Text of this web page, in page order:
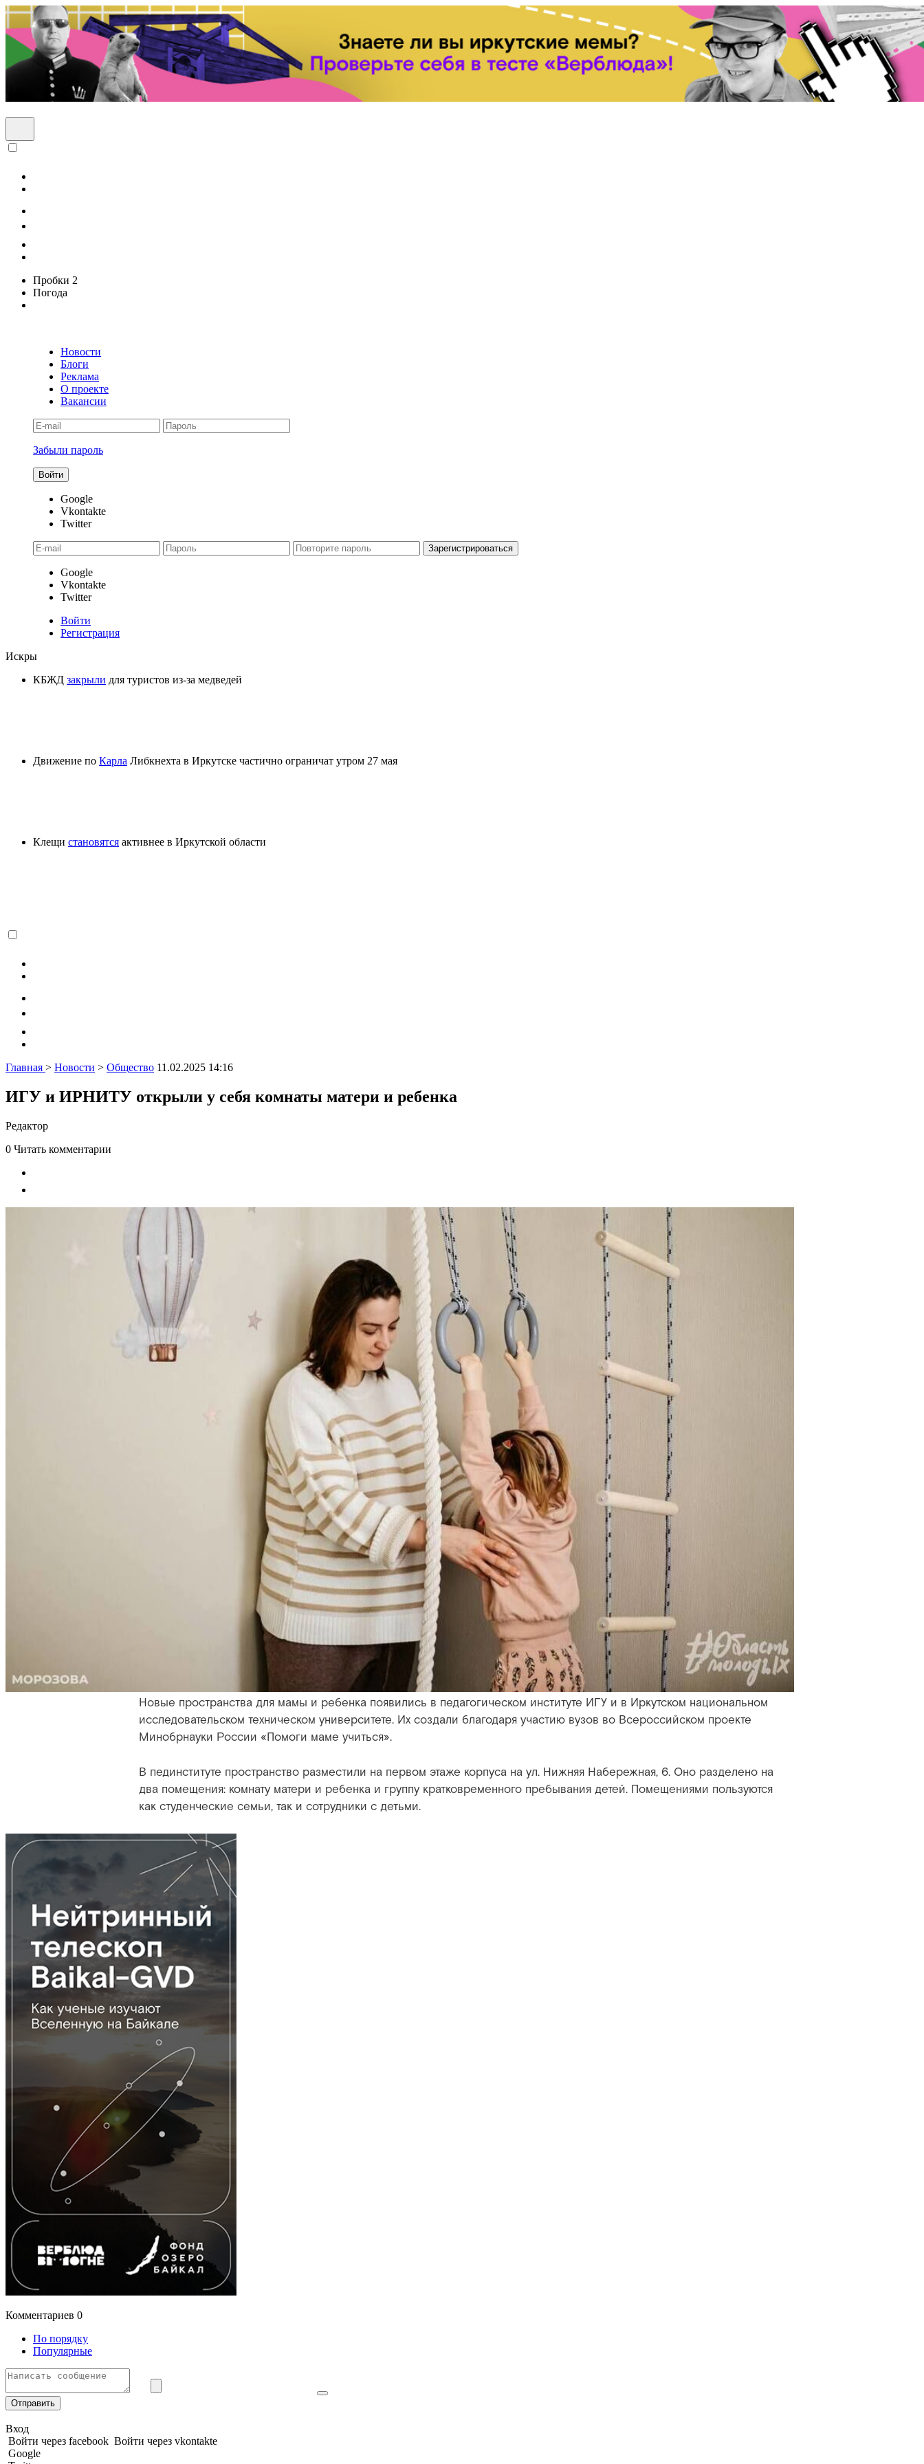
Пробки 2
Погода
Новости
Блоги
Реклама
О проекте
Вакансии
Забыли пароль
Google
Vkontakte
Twitter
Google
Vkontakte
Twitter
Войти
Регистрация
Искры
КБЖД закрыли для туристов из-за медведей
Движение по Карла Либкнехта в Иркутске частично ограничат утром 27 мая
Клещи становятся активнее в Иркутской области
Главная > Новости > Общество 11.02.2025 14:16
ИГУ и ИРНИТУ открыли у себя комнаты матери и ребенка
Редактор
0 Читать комментарии
Новые пространства для мамы и ребенка появились в педагогическом институте ИГУ и в Иркутском национальном
исследовательском техническом университете. Их создали благодаря участию вузов во Всероссийском проекте
Минобрнауки России «Помоги маме учиться».
В пединституте пространство разместили на первом этаже корпуса на ул. Нижняя Набережная, 6. Оно разделено на
два помещения: комнату матери и ребенка и группу кратковременного пребывания детей. Помещениями пользуются
как студенческие семьи, так и сотрудники с детьми.
Комментариев 0
По порядку
Популярные
Отправить
Вход
Войти через facebook Войти через vkontakte
Google